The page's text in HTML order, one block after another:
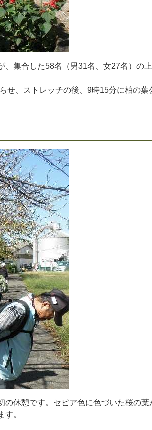
集合 した58名 （男31名 女27名 ） の 上
らせ ス ト レ ッチの後 9時15分に柏の葉
の休憩です。 セ ピア色に色づいた桜の葉
す。